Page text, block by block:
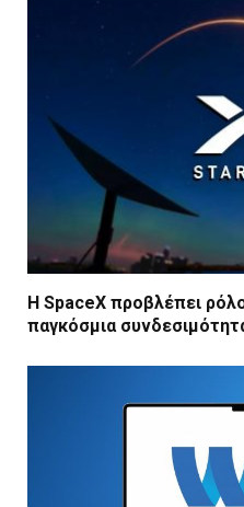
Η SpaceX προβλέπει
παγκόσμια